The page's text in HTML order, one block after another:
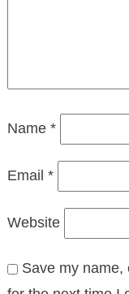
Name *
Email *
Website
Save my name,